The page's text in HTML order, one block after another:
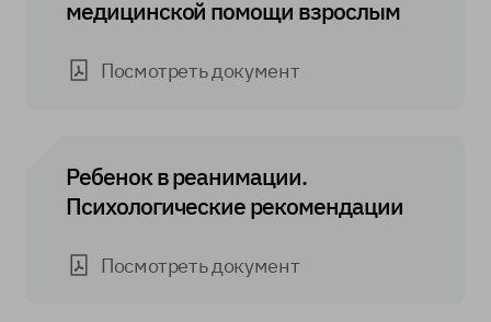
медицинской помощи взрослым
Посмотреть документ
Ребенок в реанимации.
Психологические рекомендации
Посмотреть документ